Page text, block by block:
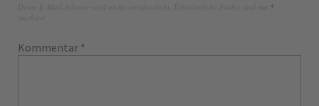
*
Kommentar *